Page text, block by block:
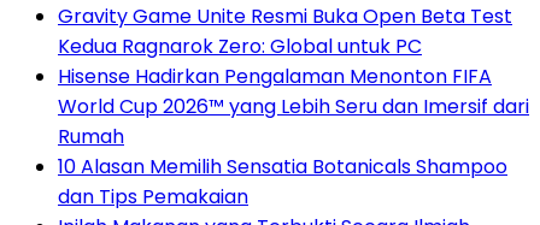
Gravity Game Unite Resmi Buka Open Beta Test
Kedua Ragnarok Zero: Global untuk PC
Hisense Hadirkan Pengalaman Menonton FIFA
World Cup 2026™ yang Lebih Seru dan Imersif dari
Rumah
10 Alasan Memilih Sensatia Botanicals Shampoo
dan Tips Pemakaian